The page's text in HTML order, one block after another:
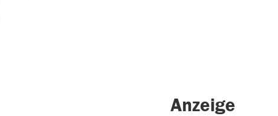
Anzeige